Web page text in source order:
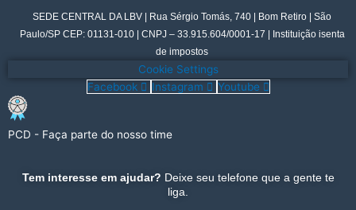
SEDE CENTRAL DA LBV | Rua Sérgio Tomás, 740 | Bom Retiro | São
Paulo/SP CEP: 01131-010 | CNPJ – 33.915.604/0001-17 | Instituição isenta
de impostos
Cookie Settings
Facebook
Instagram Youtube
PCD - Faça parte do nosso time
Tem interesse em ajudar? Deixe seu telefone que a gente te
liga.